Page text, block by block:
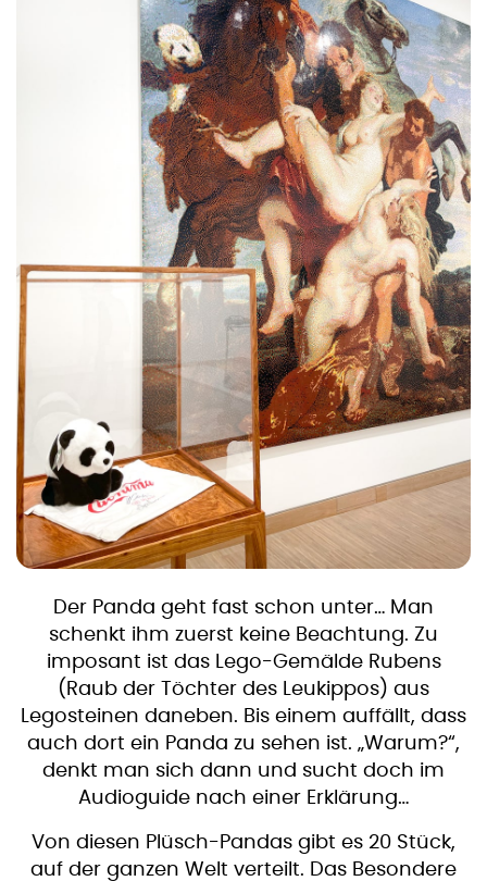
Der Panda geht fast schon unter… Man
schenkt ihm zuerst keine Beachtung. Zu
imposant ist das Lego-Gemälde Rubens
(Raub der Töchter des Leukippos) aus
Legosteinen daneben. Bis einem auffällt, dass
auch dort ein Panda zu sehen ist. „Warum?“,
denkt man sich dann und sucht doch im
Audioguide nach einer Erklärung…
Von diesen Plüsch-Pandas gibt es 20 Stück,
auf der ganzen Welt verteilt. Das Besondere